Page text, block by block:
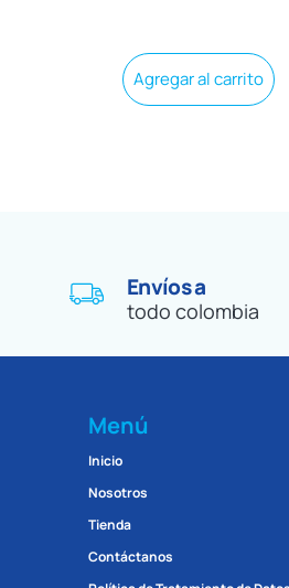
Agregar al carrito
Envíos a
todo colombia
Menú
Inicio
Nosotros
Tienda
Contáctanos